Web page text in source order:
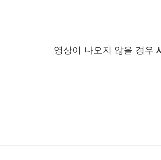
영상이 나오지 않을 경우